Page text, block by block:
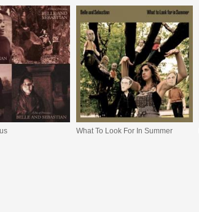
What To Look For In Summer